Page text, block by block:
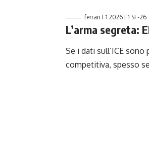
ferrari F1 2026 F1 SF-26
L’arma segreta:
Se i dati sull’ICE
competitiva, spesso